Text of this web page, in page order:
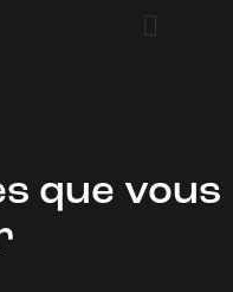
que vous